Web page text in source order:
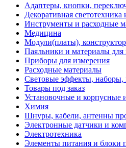
Адаптеры, кнопки,
Декоративная светотехника
Инструменты и расходные
Медицина
Модули(платы),
Паяльники и материалы для
Приборы для измерения
Расходные материалы
Световые эффекты, наборы,
Товары под заказ
Установочные и корпусные
Химия
Шнуры, кабели, антенны
Электронные датчики и
Электротехника
Элементы питания и блоки